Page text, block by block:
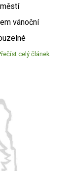
vánoční
celý článek